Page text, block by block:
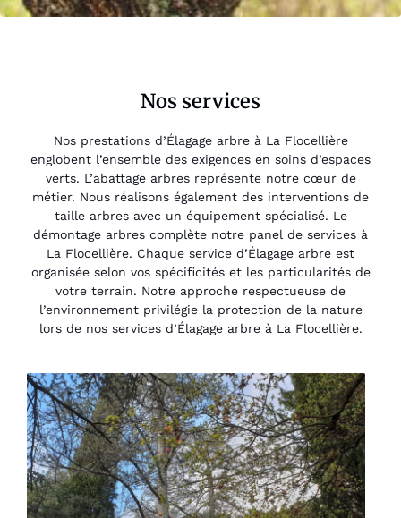
Nos services
Nos prestations d’Élagage arbre à La Flocellière
englobent l’ensemble des exigences en soins d’espaces
verts. L’abattage arbres représente notre cœur de
métier. Nous réalisons également des interventions de
taille arbres avec un équipement spécialisé. Le
démontage arbres complète notre panel de services à
La Flocellière. Chaque service d’Élagage arbre est
organisée selon vos spécificités et les particularités de
votre terrain. Notre approche respectueuse de
l’environnement privilégie la protection de la nature
lors de nos services d’Élagage arbre à La Flocellière.